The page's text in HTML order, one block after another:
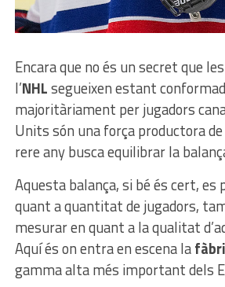
Encara que no és un secret que
l’NHLsegueixen estant
majoritàriament per jugadors
Units són una forçaproductora
rere any busca equilibrar la
Aquesta balança, si bé és cert, es
quant a quantitat de jugadors,
mesurar en quant a la qualitat
Aquí és on entra en escena la
gamma alta més important dels